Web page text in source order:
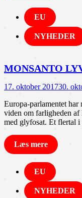
EU
NYHEDER
MONSANTO
17. oktober 201730.
Europa-parlamentet
viden om farligheden
med glyfosat. Et flertal
Læs mere
EU
NYHEDER